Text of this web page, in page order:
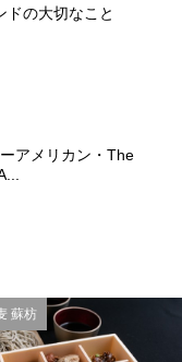
ドの大切なこと
アメリカン・The
蘇枋